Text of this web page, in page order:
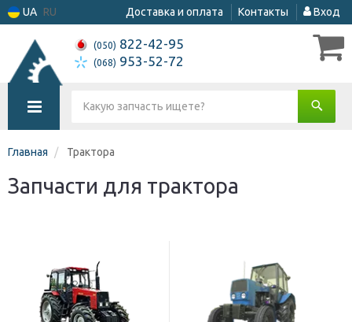
UA RU Доставка и оплата Контакты Вход
(050) 822-42-95
(068) 953-52-72
Главная Трактора
Запчасти для трактора